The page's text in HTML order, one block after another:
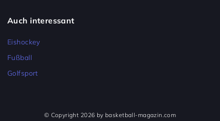
Auch interessant
Eishockey
Fußball
Golfsport
© Copyright 2026 by basketball-magazin.com